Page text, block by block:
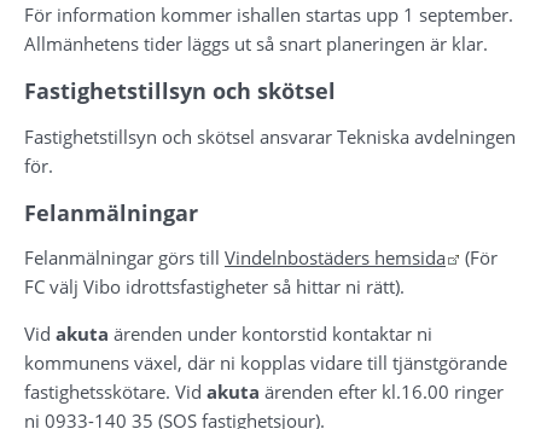
För information kommer ishallen startas upp 1 september.
Allmänhetens tider läggs ut så snart planeringen är klar.
Fastighetstillsyn och skötsel
Fastighetstillsyn och skötsel ansvarar Tekniska avdelningen
för.
Felanmälningar
Felanmälningar görs till Vindelnbostäders hemsida Länk till
(För
FC välj Vibo idrottsfastigheter så hittar ni rätt).
Vid akuta ärenden under kontorstid kontaktar ni
kommunens växel, där ni kopplas vidare till tjänstgörande
fastighetsskötare. Vid akuta ärenden efter kl.16.00 ringer
ni 0933-140 35 (SOS fastighetsjour).